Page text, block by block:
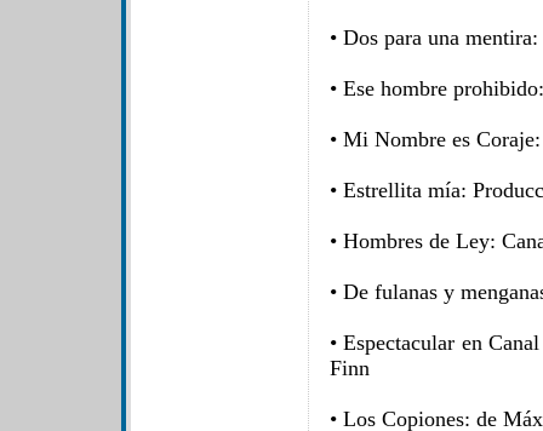
• Dos para una
• Ese hombre
• Mi Nombre es
• Estrellita mía:
• Hombres de Ley:
• De fulanas y
• Espectacular en
Finn
• Los Copiones: de